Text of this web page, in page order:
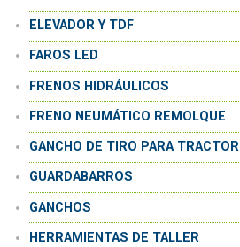
ELEVADOR Y TDF
FAROS LED
FRENOS HIDRÁULICOS
FRENO NEUMÁTICO REMOLQUE
GANCHO DE TIRO PARA TRACTOR
GUARDABARROS
GANCHOS
HERRAMIENTAS DE TALLER